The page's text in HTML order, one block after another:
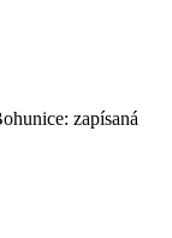
zapísaná